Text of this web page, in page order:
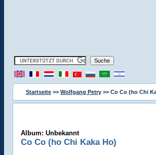
Startseite >> Wolfgang Petry >> Co Co (ho Chi
Album: Unbekannt
Co Co (ho Chi Kaka Ho)